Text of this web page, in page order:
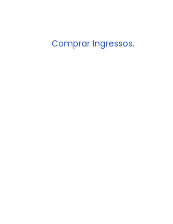
Comprar Ingressos.